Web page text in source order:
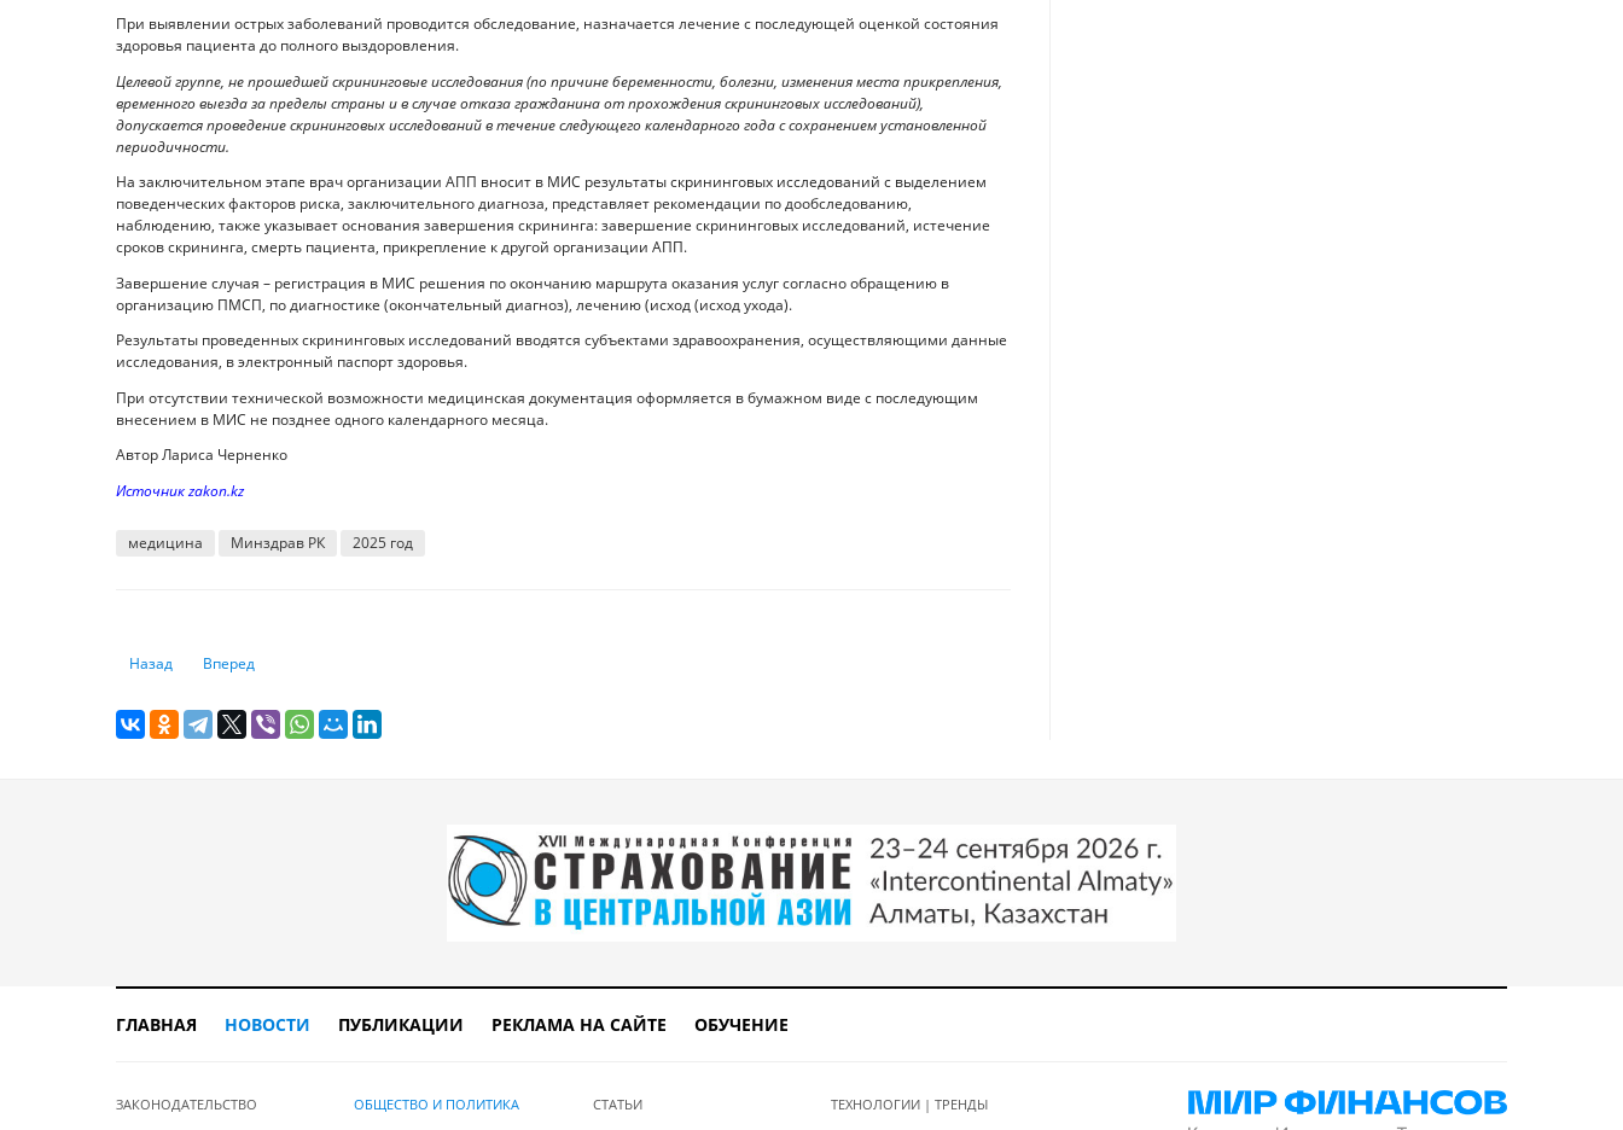
При выявлении острых заболеваний проводится обследование, назначается лечение с последующей оценкой состояния
здоровья пациента до полного выздоровления.
Целевой группе, не прошедшей скрининговые исследования (по причине беременности, болезни, изменения места прикрепления,
временного выезда за пределы страны и в случае отказа гражданина от прохождения скрининговых исследований),
допускается проведение скрининговых исследований в течение следующего календарного года с сохранением установленной
периодичности.
На заключительном этапе врач организации АПП вносит в МИС результаты скрининговых исследований с выделением
поведенческих факторов риска, заключительного диагноза, представляет рекомендации по дообследованию,
наблюдению, также указывает основания завершения скрининга: завершение скрининговых исследований, истечение
сроков скрининга, смерть пациента, прикрепление к другой организации АПП.
Завершение случая – регистрация в МИС решения по окончанию маршрута оказания услуг согласно обращению в
организацию ПМСП, по диагностике (окончательный диагноз), лечению (исход (исход ухода).
Результаты проведенных скрининговых исследований вводятся субъектами здравоохранения, осуществляющими данные
исследования, в электронный паспорт здоровья.
При отсутствии технической возможности медицинская документация оформляется в бумажном виде с последующим
внесением в МИС не позднее одного календарного месяца.
Автор Лариса Черненко
Источник zakon.kz
медицина Минздрав РК 2025 год
Предыдущий: Какие прививки нужно делать перед выездом за границу
Назад Следующий: К казахстанцам из-за банковских карт обратился Нацбанк
Вперед
ГЛАВНАЯ НОВОСТИ ПУБЛИКАЦИИ РЕКЛАМА НА САЙТЕ ОБУЧЕНИЕ
ЗАКОНОДАТЕЛЬСТВО
ОБЩЕСТВО И ПОЛИТИКА
СТАТЬИ
ТЕХНОЛОГИИ | ТРЕНДЫ